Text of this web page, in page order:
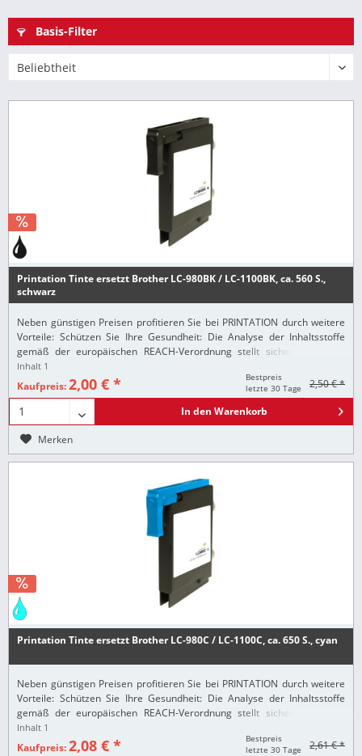
Basis-Filter
Printation Tinte ersetzt Brother LC-980BK / LC-1100BK, ca. 560 S.,
schwarz
Neben günstigen Preisen profitieren Sie bei PRINTATION durch weitere
Vorteile: Schützen Sie Ihre Gesundheit: Die Analyse der Inhaltsstoffe
gemäß der europäischen REACH-Verordnung stellt sicher, dass alle
Printation-Produkte nur...
Inhalt 1
Kaufpreis:2,00 € * 2,50 € *
Bestpreis
letzte 30 Tage
In den Warenkorb
Merken
Printation Tinte ersetzt Brother LC-980C / LC-1100C, ca. 650 S., cyan
Neben günstigen Preisen profitieren Sie bei PRINTATION durch weitere
Vorteile: Schützen Sie Ihre Gesundheit: Die Analyse der Inhaltsstoffe
gemäß der europäischen REACH-Verordnung stellt sicher, dass alle
Printation-Produkte nur...
Inhalt 1
Kaufpreis:2,08 € * 2,61 € *
Bestpreis
letzte 30 Tage